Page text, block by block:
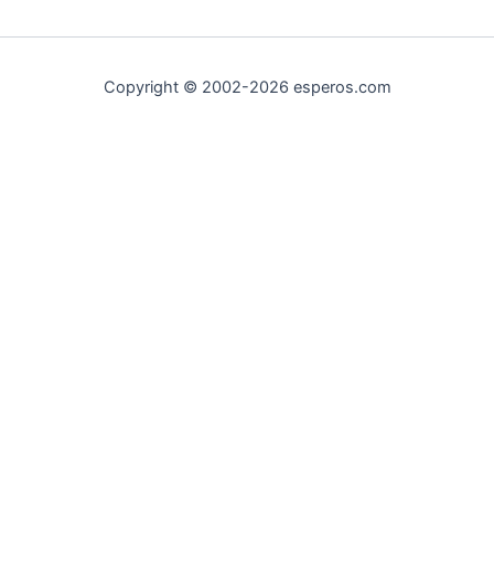
Copyright © 2002-2026 esperos.com